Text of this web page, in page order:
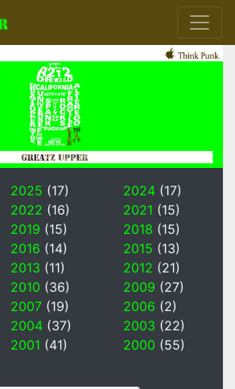
2025 (17) 2024(17)
2022 (16) 2021 (15)
2019 (15) 2018 (15)
2016 (14) 2015 (13)
2013 (11) 2012 (21)
2010 (36) 2009 (27)
2007 (19) 2006 (2)
2004 (37) 2003 (22)
2001 (41) 2000 (55)